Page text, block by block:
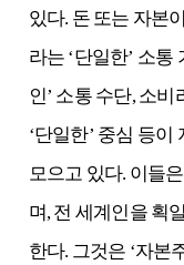
있다. 돈 또는 자본
라는 ‘단일한’ 소통
인’ 소통 수단, 소
‘단일한’ 중심 등
모으고 있다. 이들
며, 전 세계인을 획
한다. 그것은 ‘자본